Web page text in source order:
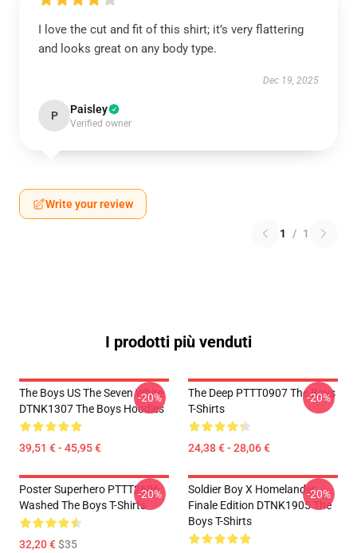
I love the cut and fit of this shirt; it’s very flattering
and looks great on any body type.
Dec 19, 2025
P Paisley
Verified owner
Write your review
1 / 1
I prodotti più venduti
The Boys US The Seven White
DTNK1307 The Boys Hoodies
39,51 € - 45,95 €
-20%
The Deep PTTT0907 The Boys
T-Shirts
24,38 € - 28,06 €
-20%
Poster Superhero PTTT2606
Washed The Boys T-Shirts
32,20 €$35
-20%
Soldier Boy X Homelander
Finale Edition DTNK1905 The
Boys T-Shirts
-20%